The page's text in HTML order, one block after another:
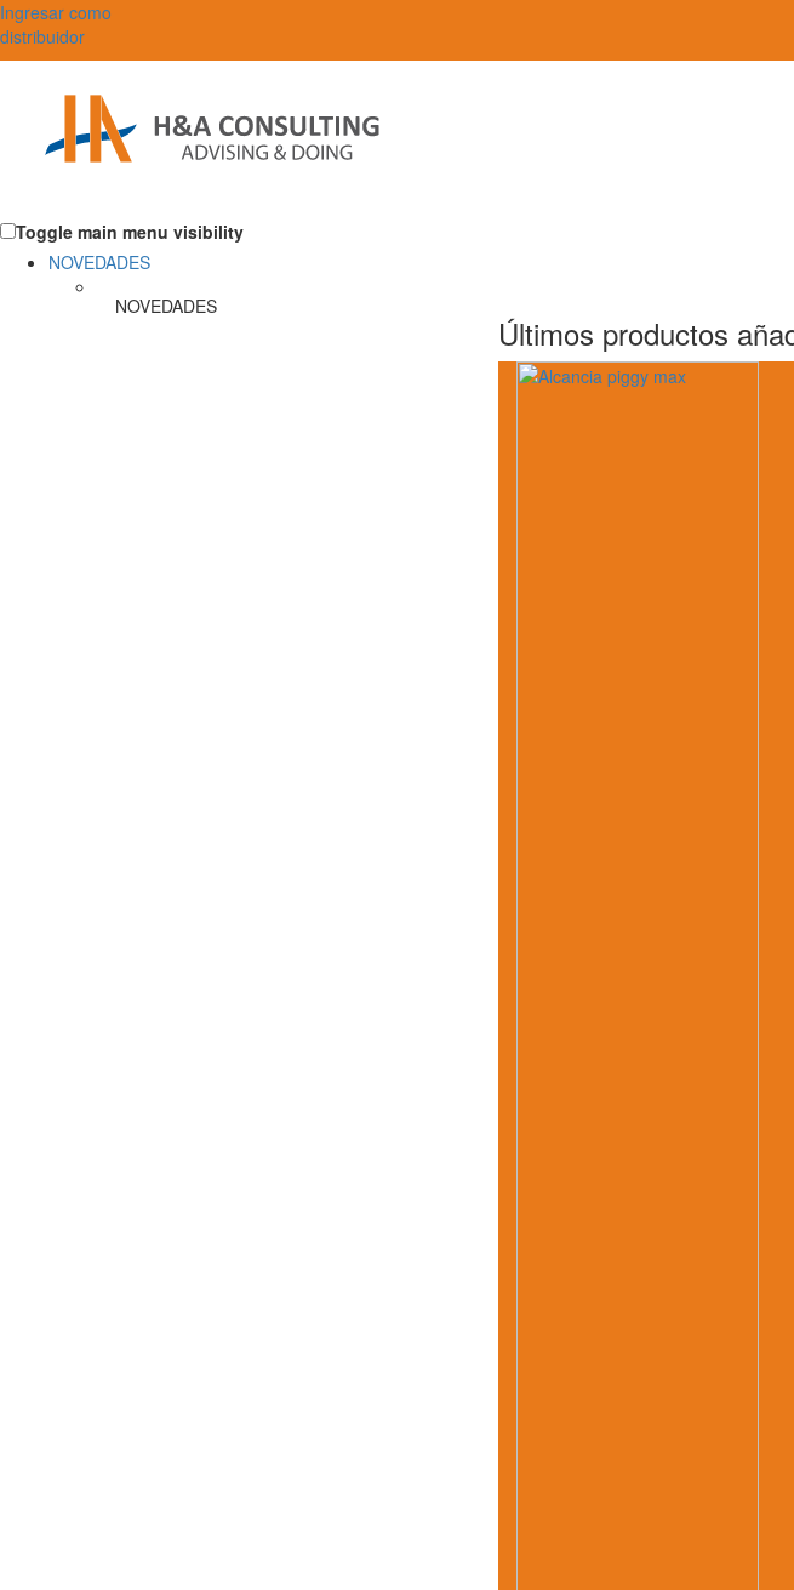
Ingresar como
distribuidor
Toggle main menu visibility
NOVEDADES
NOVEDADES
Últimos productos